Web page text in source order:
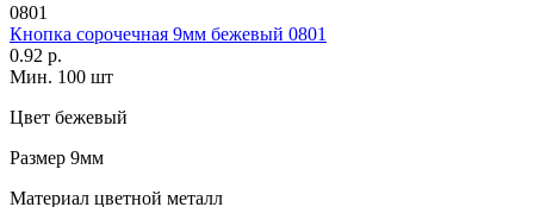
0801
Кнопка сорочечная 9мм бежевый 0801
0.92 р.
Мин. 100 шт
Цвет бежевый
Размер 9мм
Материал цветной металл